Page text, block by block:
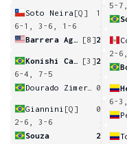
Soto Neira [Q]
1
6-1, 3-6, 1-6
[8]2
[3]2
6-4, 7-5
0
Giannini [Q]
0
2-6, 3-6
Souza
2
5-
2-
6-